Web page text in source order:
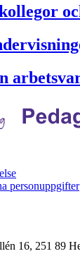
personuppgifter
16, 251 89